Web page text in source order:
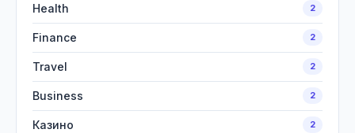
Health 2
Finance 2
Travel 2
Business 2
Казино 2